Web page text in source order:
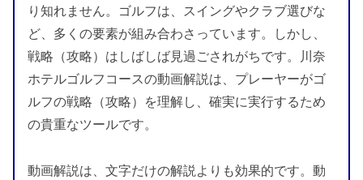
り知れません。ゴルフは、スイングやクラブ選びな
ど、多くの要素が組み合わさっています。しかし、
戦略（攻略）はしばしば見過ごされがちです。川奈
ホテルゴルフコースの動画解説は、プレーヤーがゴ
ルフの戦略（攻略）を理解し、確実に実行するため
の貴重なツールです。
動画解説は、文字だけの解説よりも効果的です。動